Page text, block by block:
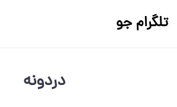
تلگرام جو
دردونه